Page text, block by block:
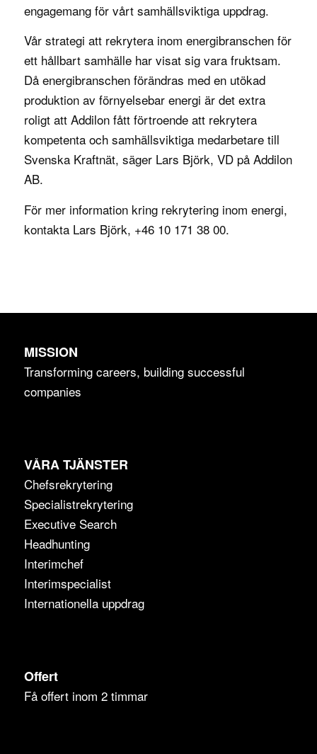
engagemang för vårt samhällsviktiga uppdrag.
Vår strategi att rekrytera inom energibranschenför
ett hållbart samhälle har visat sig vara fruktsam.
Då energibranschen förändras med en utökad
produktion av förnyelsebar energi är det extra
roligt att Addilon fått förtroende att rekrytera
kompetenta och samhällsviktiga medarbetare till
Svenska Kraftnät, säger Lars Björk, VD på Addilon
AB.
För mer information kring rekrytering inom energi,
kontakta Lars Björk, +46 10 171 38 00.
MISSION
Transforming careers, building successful
companies
VÅRA TJÄNSTER
Chefsrekrytering
Specialistrekrytering
Executive Search
Headhunting
Interimchef
Interimspecialist
Internationella uppdrag
Offert
Få offert inom 2 timmar